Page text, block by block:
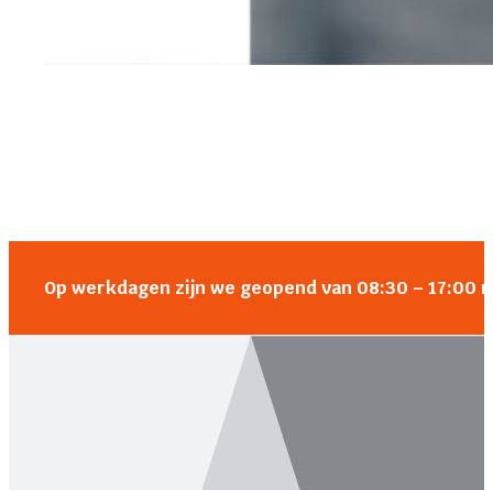
Op werkdagen zijn we geopend van 08:30 –